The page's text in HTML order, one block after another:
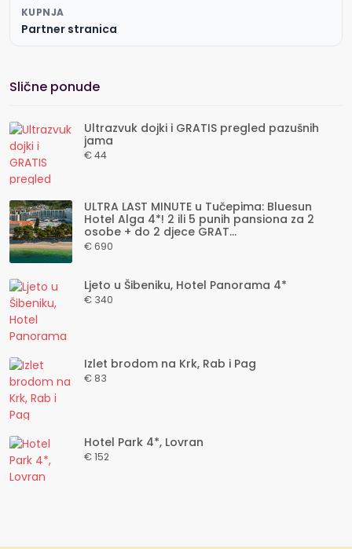
KUPNJA
Partner stranica
Slične ponude
Ultrazvuk dojki i GRATIS pregled pazušnih
jama
€ 44
ULTRA LAST MINUTE u Tučepima: Bluesun
Hotel Alga 4*! 2 ili 5 punih pansiona za 2
osobe + do 2 djece GRAT...
€ 690
Ljeto u Šibeniku, Hotel Panorama 4*
€ 340
Izlet brodom na Krk, Rab i Pag
€ 83
Hotel Park 4*, Lovran
€ 152